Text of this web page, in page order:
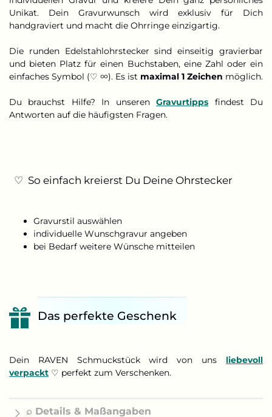
Unikat. Dein Gravurwunsch wird exklusiv für Dich
handgraviert und macht die Ohrringe einzigartig.
Die runden Edelstahlohrstecker sind einseitig gravierbar
und bieten Platz für einen Buchstaben, eine Zahl oder ein
einfaches Symbol (♡ ∞). Es ist maximal 1 Zeichen möglich.
Du brauchst Hilfe? In unserenGravurtipps findest Du
Antworten auf die häufigsten Fragen.
♡ So einfach kreierst Du Deine Ohrstecker
Gravurstil auswählen
individuelle Wunschgravur angeben
bei Bedarf weitere Wünsche mitteilen
Das perfekte Geschenk
Dein RAVEN Schmuckstück wird von uns liebevoll
verpackt ♡ perfekt zum Verschenken.
⌕ Details & Maßangaben